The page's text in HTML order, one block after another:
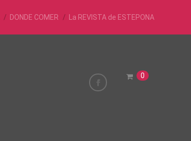
DONDE COMER La REVISTA de ESTEPONA
0